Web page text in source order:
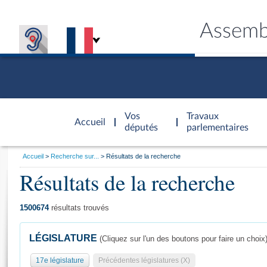
Accueil
d'accueil
Vos
députés
Travaux
parlementaires
Général
Vous
Accueil Recherche sur... Résultats de la recherche
Résultats de la recherche
1500674résultats trouvés
LÉGISLATURE (Cliquez sur l'un des boutons pour faire un choix)
17e législature Précédentes législatures (X)